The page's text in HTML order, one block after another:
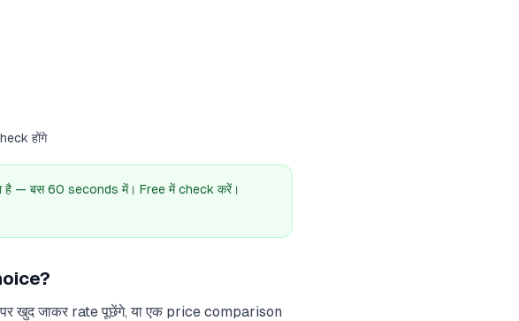
होंगे
है — बस 60 seconds में। Free में check करें।
पर खुद जाकर rate पूछेंगे, या एक price comparison